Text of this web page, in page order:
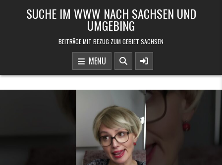
SUCHE IM WWW NACH SACHSEN UND
UMGEBING
BEITRÄGE MIT BEZUG ZUM GEBIET SACHSEN
MENU